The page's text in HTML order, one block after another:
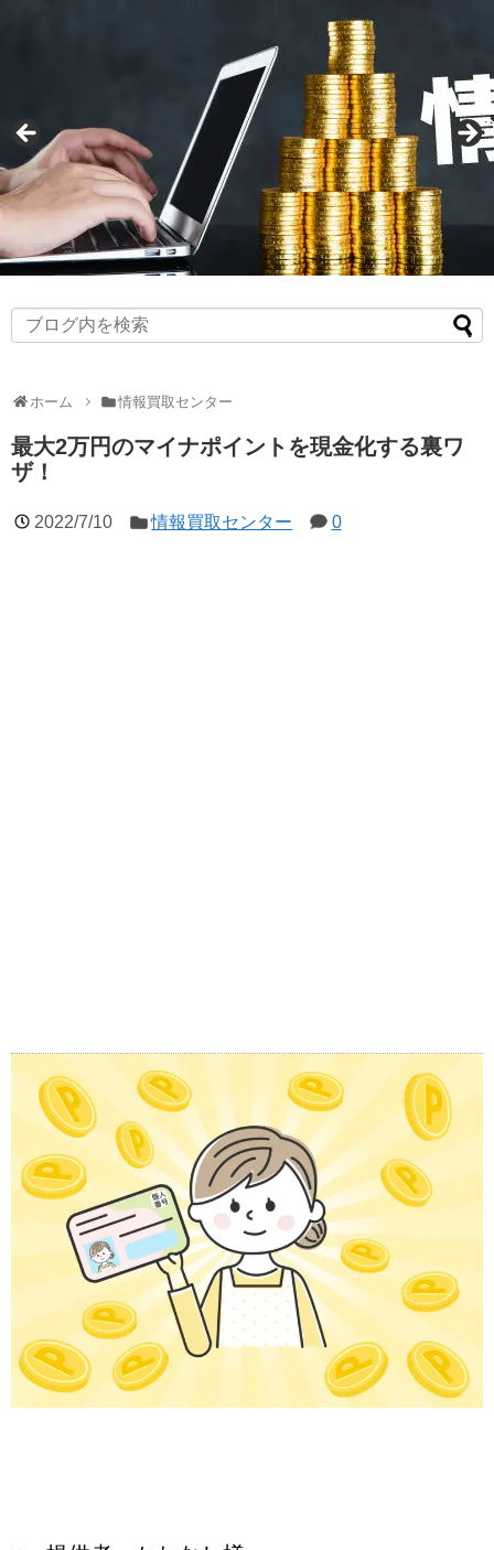
ホーム 情報買取センター
最大2万円のマイナポイントを現金化する裏ワ
ザ！
2022/7/10 情報買取センター 0